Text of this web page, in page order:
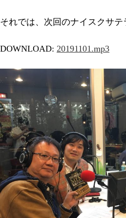
それでは、次回のナイスクサ
DOWNLOAD: 20191101 .mp3